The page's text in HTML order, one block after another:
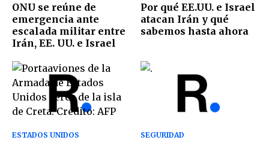
ONU se reúne de
emergencia ante
escalada militar entre
Irán, EE. UU. e Israel
Por qué EE.UU. e Israel
atacan Irán y qué
sabemos hasta ahora
ESTADOS UNIDOS SEGURIDAD